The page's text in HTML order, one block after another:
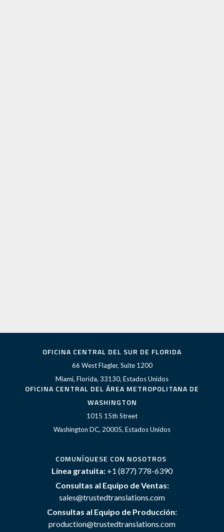
OFICINA CENTRAL DEL SUR DE FLORIDA
66 West Flagler, Suite 1200
Miami, Florida, 33130, Estados Unidos
OFICINA CENTRAL DEL ÁREA METROPOLITANA DE
WASHINGTON
1015 15th Street
Washington DC, 20005, Estados Unidos
COMUNÍQUESE CON NOSOTROS
Línea gratuita: +1 (877) 778-6390
Consultas al Equipo de Ventas:
sales@trustedtranslations.com
Consultas al Equipo de Producción:
production@trustedtranslations.com